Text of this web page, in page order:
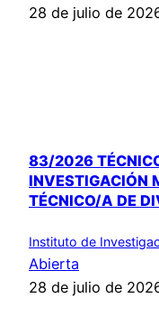
28 de julio de
83/2026
INVESTIGACIÓN
TÉCNICO/A DE
Instituto de
Abierta
28 de julio de